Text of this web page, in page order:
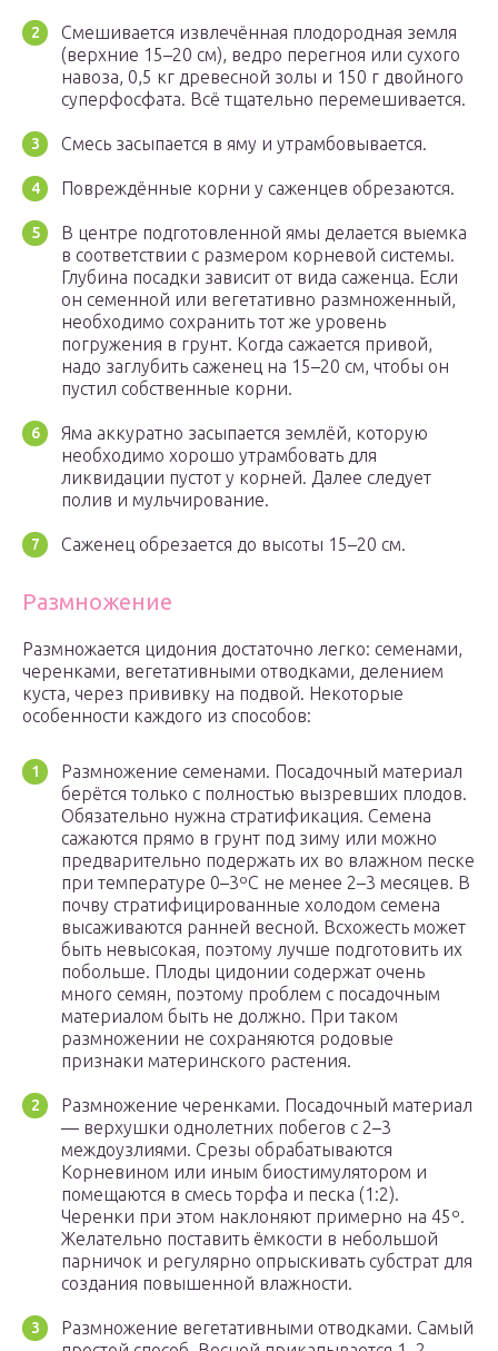
Смешивается извлечённая плодородная земля
(верхние 15–20 см), ведро перегноя или сухого
навоза, 0,5 кг древесной золы и 150 г двойного
суперфосфата. Всё тщательно перемешивается.
Смесь засыпается в яму и утрамбовывается.
Повреждённые корни у саженцев обрезаются.
В центре подготовленной ямы делается выемка
в соответствии с размером корневой системы.
Глубина посадки зависит от вида саженца. Если
он семенной или вегетативно размноженный,
необходимо сохранить тот же уровень
погружения в грунт. Когда сажается привой,
надо заглубить саженец на 15–20 см, чтобы он
пустил собственные корни.
Яма аккуратно засыпается землёй, которую
необходимо хорошо утрамбовать для
ликвидации пустот у корней. Далее следует
полив и мульчирование.
Саженец обрезается до высоты 15–20 см.
Размножение
Размножается цидония достаточно легко: семенами,
черенками, вегетативными отводками, делением
куста, через прививку на подвой. Некоторые
особенности каждого из способов:
Размножение семенами. Посадочный материал
берётся только с полностью вызревших плодов.
Обязательно нужна стратификация. Семена
сажаются прямо в грунт под зиму или можно
предварительно подержать их во влажном песке
при температуре 0–3ºС не менее 2–3 месяцев. В
почву стратифицированные холодом семена
высаживаются ранней весной. Всхожесть может
быть невысокая, поэтому лучше подготовить их
побольше. Плоды цидонии содержат очень
много семян, поэтому проблем с посадочным
материалом быть не должно. При таком
размножении не сохраняются родовые
признаки материнского растения.
Размножение черенками. Посадочный материал
— верхушки однолетних побегов с 2–3
междоузлиями. Срезы обрабатываются
Корневином или иным биостимулятором и
помещаются в смесь торфа и песка (1:2).
Черенки при этом наклоняют примерно на 45º.
Желательно поставить ёмкости в небольшой
парничок и регулярно опрыскивать субстрат для
создания повышенной влажности.
Размножение вегетативными отводками. Самый